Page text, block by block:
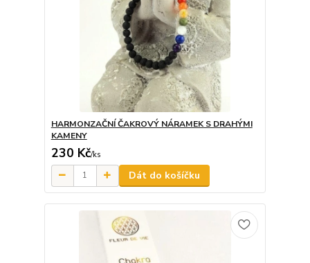
HARMONZAČNÍ ČAKROVÝ NÁRAMEK S DRAHÝMI
KAMENY
230 Kč/ks
Dát do košíčku